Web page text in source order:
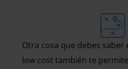
Otra cosa que debes saber
low cost también te